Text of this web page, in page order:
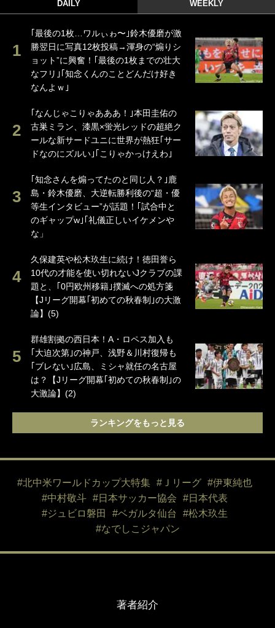
DAILY WEEKLY
｢最後の1枚…ワルぃゎ〜｣鈴木優磨が激
勝翌日に写真12枚投稿→渾身の“煽りシ
ョット”に興奮！｢最後の1枚までの壮大
なフリ｣｢知念くんのことどんだけ好き
なんよｗ｣
｢なんじゃこりゃあああ！｣本田圭佑の
古巣ミラン、漆黒×蛍光レッドの超絶ク
ールな新サードユニに世界が熱狂｢サー
ドなのにズルい｣｢こりゃかっけえわ｣
｢知念さんを煽ってたのと同じ人？｣鹿
島・鈴木優磨、大逆転勝利後の“超・優
等生インタビュー”が話題！｢試合中と
のギャップw｣｢礼儀正しいイケメンや
な」
久保建英や松木玖生に続け！徳田誉ら
10代の才能を使い切れないJクラブの課
題と、｢0円欧州移籍｣撲滅への処方箋
【Jリーグ開幕｢初めての秋春制｣の大激
論】(5)
群雄割拠の西日本！A・ロペス加入も
｢大迫次第｣の神戸、浅野＆川村復帰も
｢ブレない｣広島、ミシャ就任の名古屋
は？【Jリーグ開幕｢初めての秋春制｣の
大激論】(2)
ランキングをもっと見る
#北中米ワールドカップ大特集 #Ｊリーグ
#伊東純也
#中村敬斗
#日本サッカー協会
#日本代表
#ジュビロ磐田
#ベガルタ仙台
#松木玖生
#なでしこジャパン
著者紹介